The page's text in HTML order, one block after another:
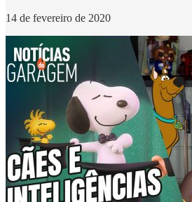
14 de fevereiro de 2020